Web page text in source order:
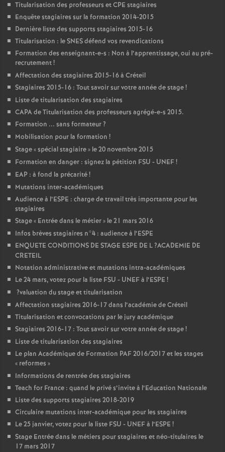
Titularisation des professeurs etCPE stagiaires
Enquête stagiaires sur la formation 2014-2015
Dernière liste des supports stagiaires 2015-16
Titularisation : leSNESdéfend vos revendications
Formation des enseignant-e-s : Non à l’apprentissage, oui au pré-
recrutement!
Affectation des stagiaires 2015-16 à Créteil
Stagiaires 2015-16 : Tout savoir sur votre année de stage!
Liste de titularisation des stagiaires
CAPAde Titularisation des professeurs agrégé-e-s 2015.
Formation ... sans formateur?
Mobilisation pour la formation !
Stage «spécial stagiaire» le 20 novembre 2015
Formation en danger : signez la pétition FSU - UNEF!
EAP : à fond la précarité!
Mutations inter-académiques
Audience à l’ESPE : charge de travail très importante pour les
stagiaires
Stage « Entrée dans le métier» le 21 mars 2016
Infos brèves stagiaires n°4 : audience à l’ESPE
ENQUETE CONDITIONS DE STAGE ESPE DE L?ACADEMIE DE
CRETEIL
Notation administrative et mutations intra-académiques
Le 24 mars, votez pour la liste FSU - UNEFà l’ESPE !
?valuation du stage et titularisation
Affectation stagiaires 2016-17 dans l’académie de Créteil
Titularisation et convocations par le jury académique
Stagiaires 2016-17 : Tout savoir sur votre année de stage!
Liste de titularisation des stagiaires
Le plan Académique de Formation PAF2016/2017 et les stages
« reformes »
Informations de rentrée des stagiaires
Teach for France : quand le privé s’invite à l’Education Nationale
Liste des supports stagiaires 2018-2019
Circulaire mutations inter-académique pour les stagiaires
Le 25 janvier, votez pour la liste FSU - UNEFà l’ESPE !
Stage Entrée dans le métiers pour stagiaires et néo-titulaires le
17 mars 2017